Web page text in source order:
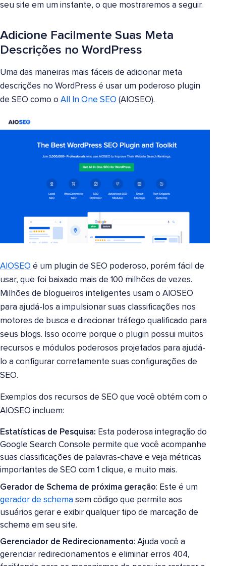
seu site em um instante, o que mostraremos a seguir.
Adicione Facilmente Suas Meta
Descrições no WordPress
Uma das maneiras mais fáceis de adicionar meta
descrições no WordPress é usar um poderoso plugin
de SEO como o All In One SEO (AIOSEO).
AIOSEO é um plugin de SEO poderoso, porém fácil de
usar, que foi baixado mais de 100 milhões de vezes.
Milhões de blogueiros inteligentes usam o AIOSEO
para ajudá-los a impulsionar suas classificações nos
motores de busca e direcionar tráfego qualificado para
seus blogs. Isso ocorre porque o plugin possui muitos
recursos e módulos poderosos projetados para ajudá-
lo a configurar corretamente suas configurações de
SEO.
Exemplos dos recursos de SEO que você obtém com o
AIOSEO incluem:
Estatísticas de Pesquisa: Esta poderosa integração do
Google Search Console permite que você acompanhe
suas classificações de palavras-chave e veja métricas
importantes de SEO com 1 clique, e muito mais.
Gerador de Schema de próxima geração: Este é um
gerador de schema sem código que permite aos
usuários gerar e exibir qualquer tipo de marcação de
schema em seu site.
Gerenciador de Redirecionamento: Ajuda você a
gerenciar redirecionamentos e eliminar erros 404,